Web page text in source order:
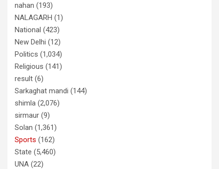
nahan (193)
NALAGARH (1)
National (423)
New Delhi (12)
Politics (1,034)
Religious (141)
result (6)
Sarkaghat mandi (144)
shimla (2,076)
sirmaur (9)
Solan (1,361)
Sports (162)
State (5,460)
UNA (22)